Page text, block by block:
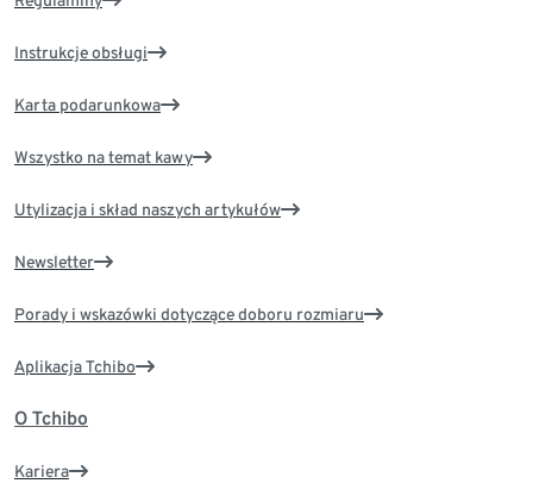
Instrukcje obsługi
Karta podarunkowa
Wszystko na temat kawy
Utylizacja i skład naszych artykułów
Newsletter
Porady i wskazówki dotyczące doboru rozmiaru
Aplikacja Tchibo
O Tchibo
Kariera